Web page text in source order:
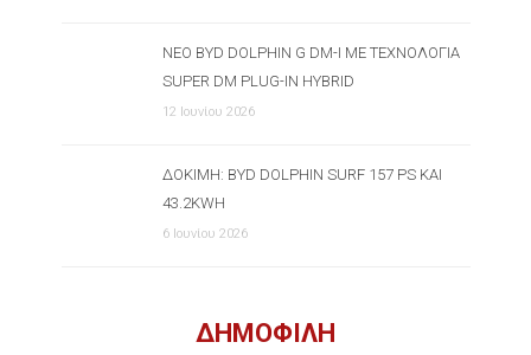
ΝΈΟ BYD DOLPHIN G DM-I ΜΕ ΤΕΧΝΟΛΟΓΊΑ
SUPER DM PLUG-IN HYBRID
12 Ιουνίου 2026
ΔΟΚΙΜΉ: BYD DOLPHIN SURF 157 PS ΚΑΙ
43.2KWH
6 Ιουνίου 2026
ΔΗΜΟΦΙΛΗ